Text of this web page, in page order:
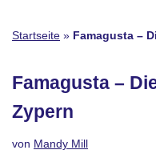
Startseite » Famagusta –
Famagusta –
Zypern
von Mandy Mill